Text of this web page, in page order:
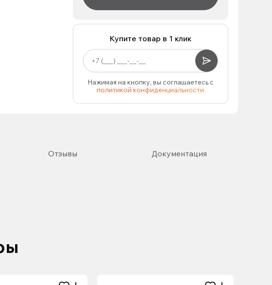
Купите товар в 1 клик
Нажимая на кнопку, вы соглашаетесь с
политикой конфиденциальности
Отзывы Документация